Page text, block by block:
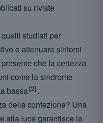
su riviste
studiati per
e attenuare sintomi
che la certezza
come la sindrome
bassa[2] .
della confezione? Una
alla luce garantisce la